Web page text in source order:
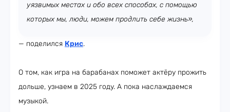
уязвимых местах и обо всех способах, с помощью
которых мы, люди, можем продлить себе жизнь»,
— поделился Крис.
О том, как игра на барабанах поможет актёру прожить
дольше, узнаем в 2025 году. А пока наслаждаемся
музыкой.